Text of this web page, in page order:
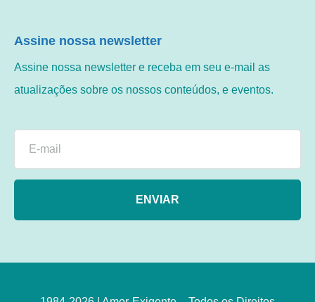
Assine nossa newsletter
Assine nossa newsletter e receba em seu e-mail as
atualizações sobre os nossos conteúdos, e eventos.
ENVIAR